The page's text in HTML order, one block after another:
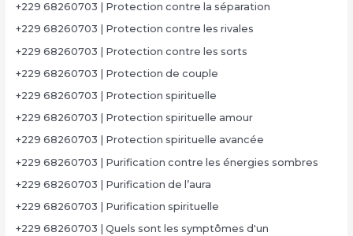
+229 68260703 | Protection contre la séparation
+229 68260703 | Protection contre les rivales
+229 68260703 | Protection contre les sorts
+229 68260703 | Protection de couple
+229 68260703 | Protection spirituelle
+229 68260703 | Protection spirituelle amour
+229 68260703 | Protection spirituelle avancée
+229 68260703 | Purification contre les énergies sombres
+229 68260703 | Purification de l’aura
+229 68260703 | Purification spirituelle
+229 68260703 | Quels sont les symptômes d'un